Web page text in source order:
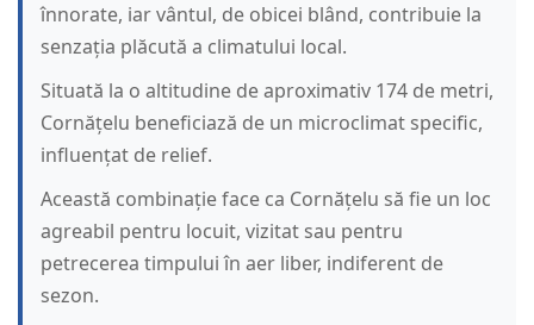
înnorate, iar vântul, de obicei blând, contribuie la
senzația plăcută a climatului local.
Situată la o altitudine de aproximativ 174 de metri,
Cornățelu beneficiază de un microclimat specific,
influențat de relief.
Această combinație face ca Cornățelu să fie un loc
agreabil pentru locuit, vizitat sau pentru
petrecerea timpului în aer liber, indiferent de
sezon.